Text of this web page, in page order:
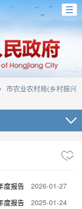
市农业农村局(乡村振兴
度报告
2026-01-27
度报告
2025-01-24